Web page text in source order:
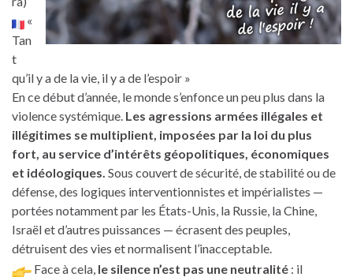
«
Tan
t
qu’il y a de la vie, il y a de l’espoir »
En ce début d’année, le monde s’enfonce un peu plus dans la
violence systémique. Les agressions armées illégales et
illégitimes se multiplient, imposées par la loi du plus
fort, au service d’intérêts géopolitiques, économiques
et idéologiques. Sous couvert de sécurité, de stabilité ou de
défense, des logiques interventionnistes et impérialistes —
portées notamment par les États-Unis, la Russie, la Chine,
Israël et d’autres puissances — écrasent des peuples,
détruisent des vies et normalisent l’inacceptable.
Face à cela, le silence n’est pas une neutralité : il